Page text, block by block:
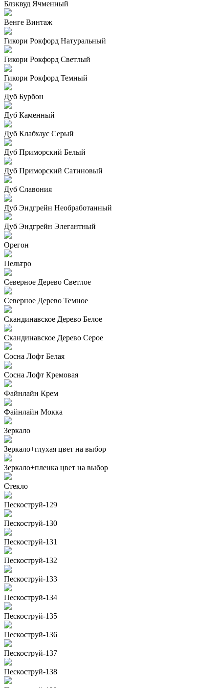
Блэквуд Ячменный
Венге Винтаж
Гикори Рокфорд Натуральный
Гикори Рокфорд Светлый
Гикори Рокфорд Темный
Дуб Бурбон
Дуб Каменный
Дуб Клабхаус Серый
Дуб Приморский Белый
Дуб Приморский Сатиновый
Дуб Славония
Дуб Эндгрейн Необработанный
Дуб Эндгрейн Элегантный
Орегон
Пельтро
Северное Дерево Светлое
Северное Дерево Темное
Скандинавское Дерево Белое
Скандинавское Дерево Серое
Сосна Лофт Белая
Сосна Лофт Кремовая
Файнлайн Крем
Файнлайн Мокка
Зеркало
Зеркало+глухая цвет на выбор
Зеркало+пленка цвет на выбор
Стекло
Пескоструй-129
Пескоструй-130
Пескоструй-131
Пескоструй-132
Пескоструй-133
Пескоструй-134
Пескоструй-135
Пескоструй-136
Пескоструй-137
Пескоструй-138